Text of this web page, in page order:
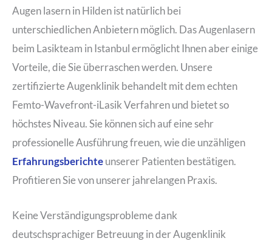
Augen lasern in Hilden ist natürlich bei
unterschiedlichen Anbietern möglich. Das Augenlasern
beim Lasikteam in Istanbul ermöglicht Ihnen aber einige
Vorteile, die Sie überraschen werden. Unsere
zertifizierte Augenklinik behandelt mit dem echten
Femto-Wavefront-iLasik Verfahren und bietet so
höchstes Niveau. Sie können sich auf eine sehr
professionelle Ausführung freuen, wie die unzähligen
Erfahrungsberichteunserer Patienten bestätigen.
Profitieren Sie von unserer jahrelangen Praxis.
Keine Verständigungsprobleme dank
deutschsprachiger Betreuung in der Augenklinik